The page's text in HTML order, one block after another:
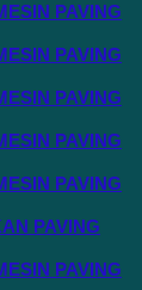
PAVING
PAVING
PAVING
PAVING
PAVING
PAVING
PAVING